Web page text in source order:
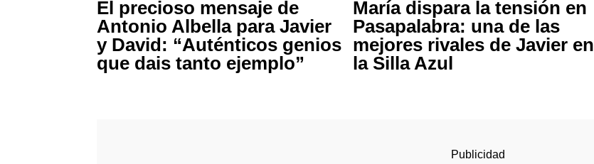
El precioso mensaje de
Antonio Albella para Javier
y David: “Auténticos genios
que dais tanto ejemplo”
María dispara la tensión en
Pasapalabra: una de las
mejores rivales de Javier en
la Silla Azul